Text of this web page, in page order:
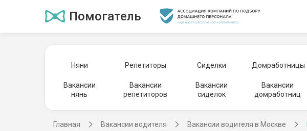
Помогатель
Няни Репетиторы Сиделки Домработницы
Вакансии
нянь
Вакансии
репетиторов
Вакансии
сиделок
Вакансии
домработниц
Главная Вакансии водителя Вакансии водителя в Москве